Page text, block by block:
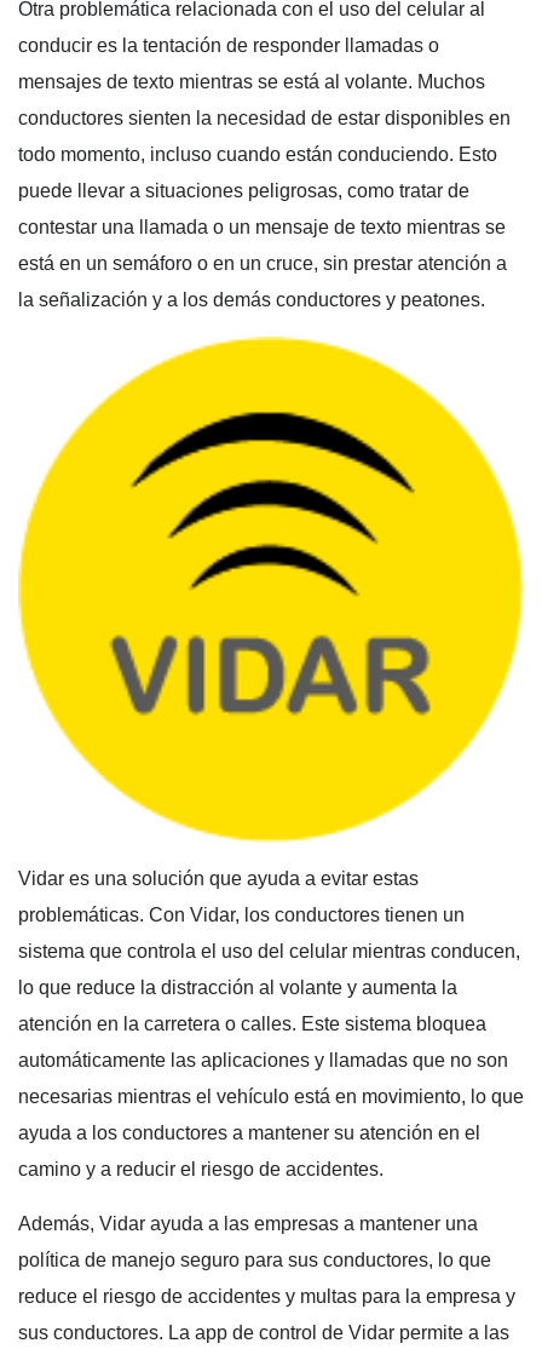
Otra problemática relacionada con el uso del celular al
conducir es la tentación de responder llamadas o
mensajes de texto mientras se está al volante. Muchos
conductores sienten la necesidad de estar disponibles en
todo momento, incluso cuando están conduciendo. Esto
puede llevar a situaciones peligrosas, como tratar de
contestar una llamada o un mensaje de texto mientras se
está en un semáforo o en un cruce, sin prestar atención a
la señalización y a los demás conductores y peatones.
Vidar es una solución que ayuda a evitar estas
problemáticas. Con Vidar, los conductores tienen un
sistema que controla el uso del celular mientras conducen,
lo que reduce la distracción al volante y aumenta la
atención en la carretera o calles. Este sistema bloquea
automáticamente las aplicaciones y llamadas que no son
necesarias mientras el vehículo está en movimiento, lo que
ayuda a los conductores a mantener su atención en el
camino y a reducir el riesgo de accidentes.
Además, Vidar ayuda a las empresas a mantener una
política de manejo seguro para sus conductores, lo que
reduce el riesgo de accidentes y multas para la empresa y
sus conductores. La app de control de Vidar permite a las